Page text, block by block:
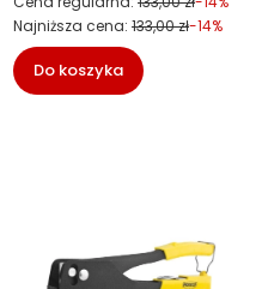
Najniższa cena: 133,00 zł-14%
Do koszyka